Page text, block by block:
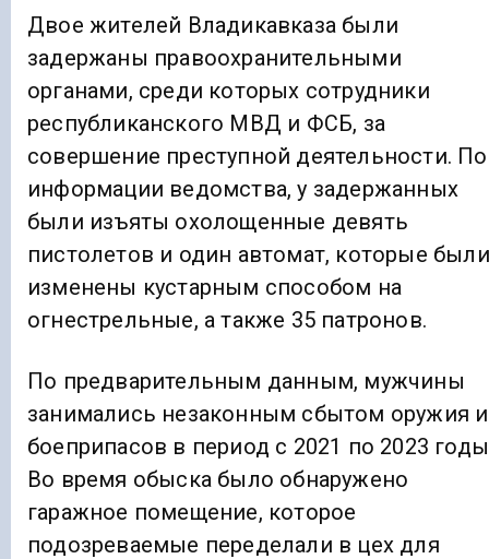
Двое жителей Владикавказа были
задержаны правоохранительными
органами, среди которых сотрудники
республиканского МВД и ФСБ, за
совершение преступной деятельности. По
информации ведомства, у задержанных
были изъяты охолощенные девять
пистолетов и один автомат, которые были
изменены кустарным способом на
огнестрельные, а также 35 патронов.
По предварительным данным, мужчины
занимались незаконным сбытом оружия и
боеприпасов в период с 2021 по 2023
Во время обыска было обнаружено
гаражное помещение, которое
подозреваемые переделали в цех для